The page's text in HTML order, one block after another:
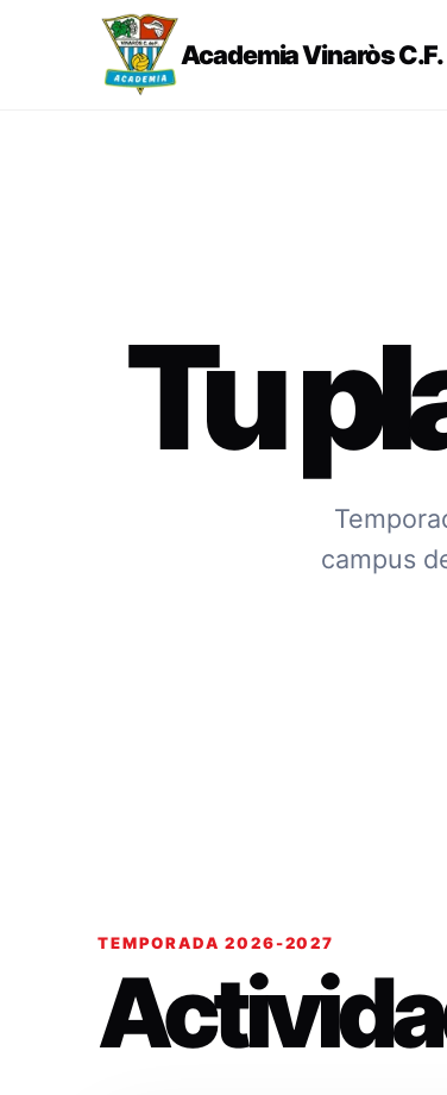
Academia Vinaròs C.F.
Tu
campus
TEMPORADA 2026-2027